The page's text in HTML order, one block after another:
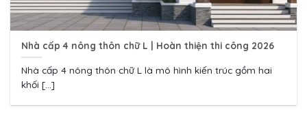
Nhà cấp 4 nông thôn chữ L | Hoàn thiện thi công 2026
Nhà cấp 4 nông thôn chữ L là mô hình kiến trúc gồm hai
khối [...]